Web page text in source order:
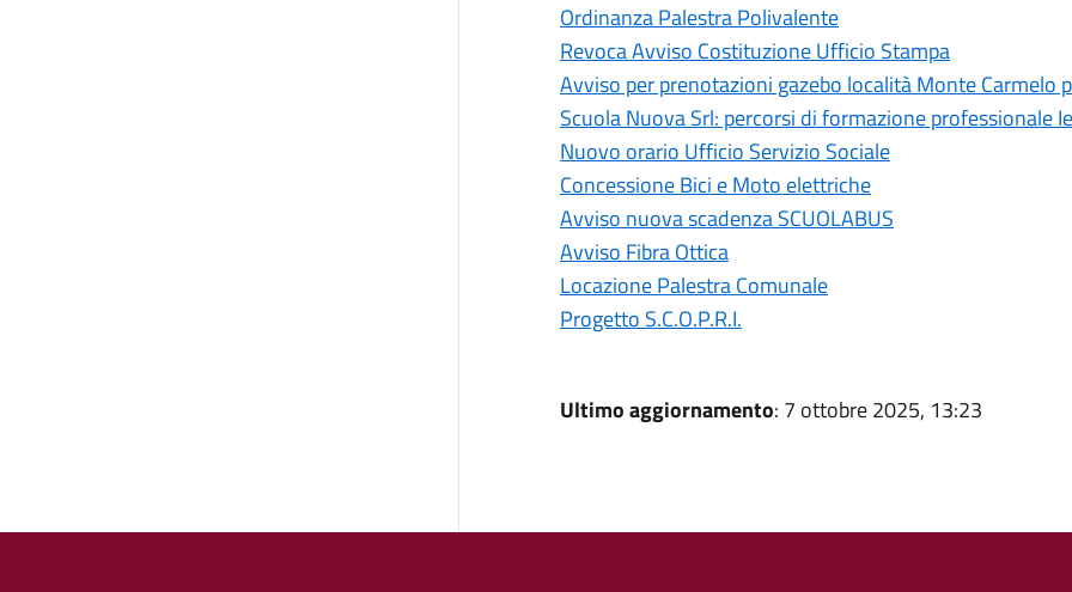
Ordinanza Palestra Polivalente
Revoca Avviso Costituzione Ufficio Stampa
Avviso per prenotazioni gazebo località Monte Carmelo
Scuola Nuova Srl: percorsi di formazione professionale
Nuovo orario Ufficio Servizio Sociale
Concessione Bici e Moto elettriche
Avviso nuova scadenza SCUOLABUS
Avviso Fibra Ottica
Locazione Palestra Comunale
Progetto S.C.O.P.R.I.
Ultimo aggiornamento: 7 ottobre 2025, 13:23